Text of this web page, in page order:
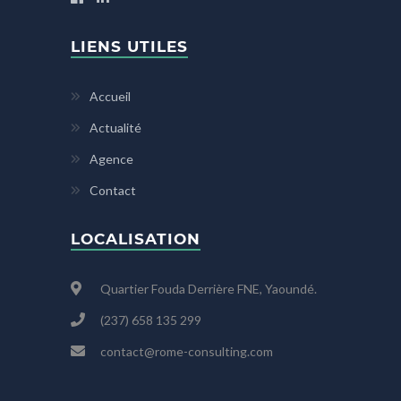
LIENS UTILES
Accueil
Actualité
Agence
Contact
LOCALISATION
Quartier Fouda Derrière FNE, Yaoundé.
(237) 658 135 299
contact@rome-consulting.com